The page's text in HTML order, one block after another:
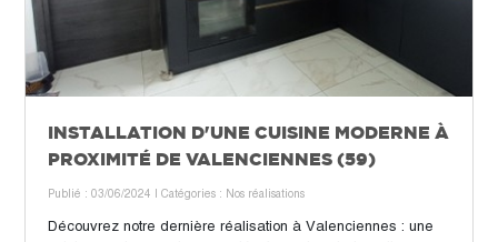
INSTALLATION D'UNE CUISINE MODERNE À
PROXIMITÉ DE VALENCIENNES (59)
Publié : 03/06/2024 | Catégories : Nos réalisations
Découvrez notre dernière réalisation à Valenciennes : une